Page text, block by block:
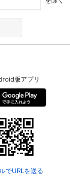
版アプリ
でURLを送る